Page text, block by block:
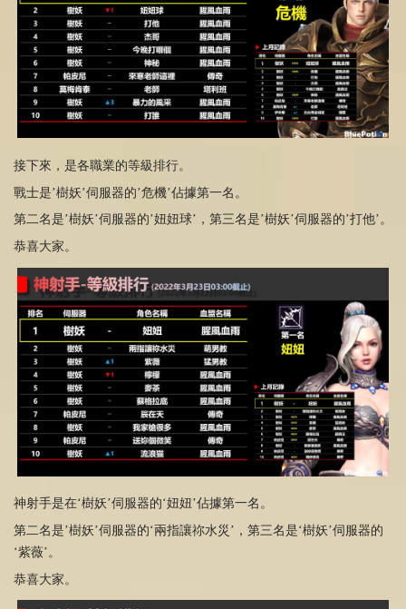
接下來，是各職業的等級排行。
戰士是’樹妖’伺服器的’危機’佔據第一名。
第二名是’樹妖’伺服器的’妞妞球’，第三名是’樹妖’伺服器的’打他’。
恭喜大家。
神射手是在‘樹妖’伺服器的‘妞妞’佔據第一名。
第二名是’樹妖’伺服器的‘兩指讓祢水災’，第三名是‘樹妖’伺服器的
‘紫薇’。
恭喜大家。